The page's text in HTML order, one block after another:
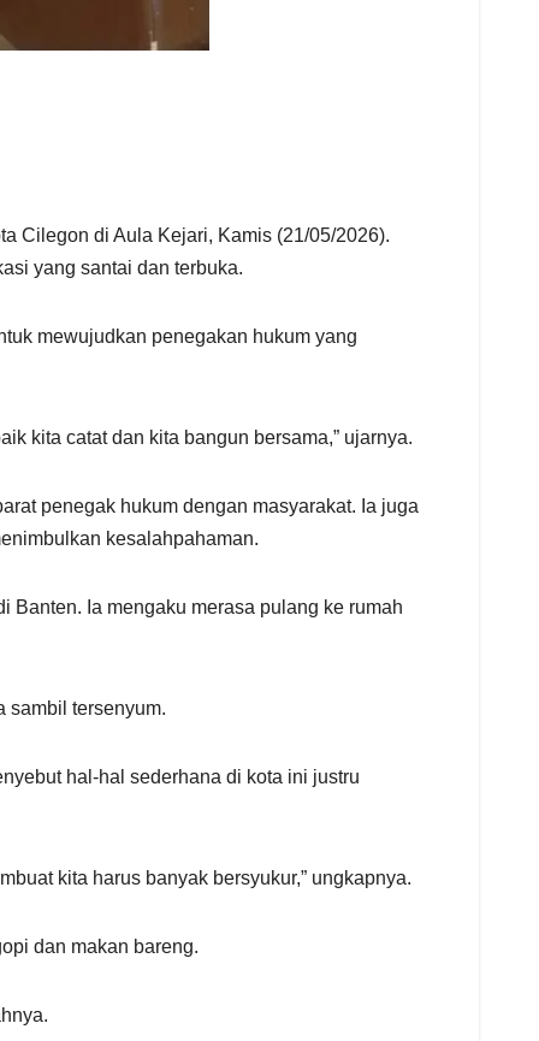
Cilegon di Aula Kejari, Kamis (21/05/2026).
yang santai dan terbuka.
mewujudkan penegakan hukum yang
kita catat dan kita bangun bersama,” ujarnya.
penegak hukum dengan masyarakat. Ia juga
kesalahpahaman.
Ia mengaku merasa pulang ke rumah
sambil tersenyum.
hal-hal sederhana di kota ini justru
kita harus banyak bersyukur,” ungkapnya.
dan makan bareng.